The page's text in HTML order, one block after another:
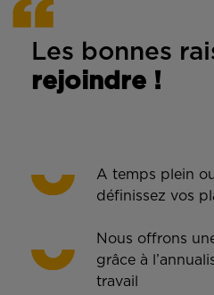
Les bonnes
rejoindre !
A temps plein
définissez vos
Nous offrons
grâce à
travail